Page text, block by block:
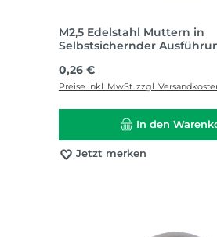
M2,5 Edelstahl Muttern in
Selbstsichernder
Regulärer Preis:
0,26 €
Preise inkl. MwSt. zzgl.
In den
Jetzt merken